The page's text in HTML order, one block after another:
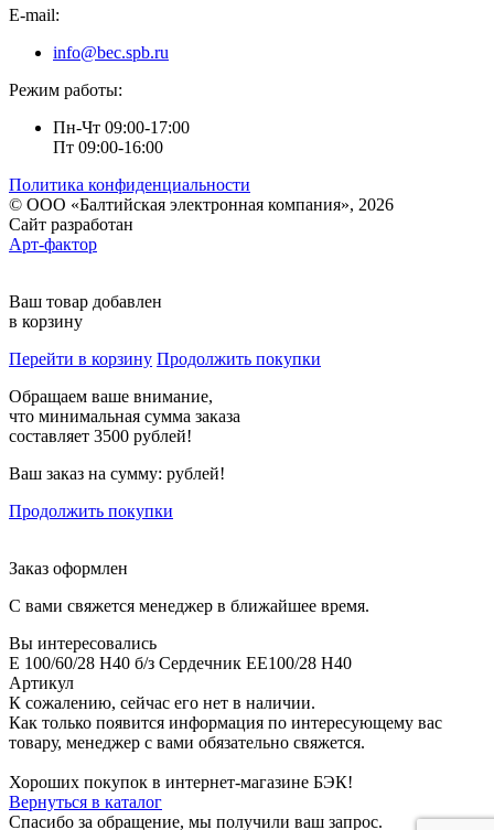
E-mail:
info@bec.spb.ru
Режим работы:
Пн-Чт 09:00-17:00
Пт 09:00-16:00
Политика конфиденциальности
© ООО «Балтийская электронная компания», 2026
Сайт разработан
Арт-фактор
Ваш товар добавлен
в корзину
Перейти в корзину Продолжить покупки
Обращаем ваше внимание,
что минимальная сумма заказа
составляет 3500 рублей!
Ваш заказ на сумму: рублей!
Продолжить покупки
Заказ оформлен
С вами свяжется менеджер в ближайшее время.
Вы интересовались
E 100/60/28 H40 б/з Сердечник EE100/28 H40
Артикул
К сожалению, сейчас его нет в наличии.
Как только появится информация по интересующему вас
товару, менеджер с вами обязательно свяжется.
Хороших покупок в интернет-магазине БЭК!
Вернуться в каталог
Спасибо за обращение, мы получили ваш запрос.